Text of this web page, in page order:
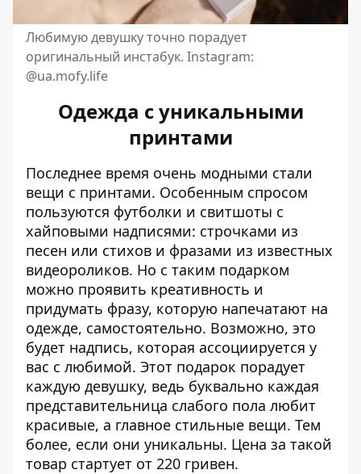
Любимую девушку точно порадует
оригинальный инстабук. Instagram:
@ua.mofy.life
Одежда с уникальными
принтами
Последнее время очень модными стали
вещи с принтами. Особенным спросом
пользуются футболки и свитшоты с
хайповыми надписями: строчками из
песен или стихов и фразами из известных
видеороликов. Но с таким подарком
можно проявить креативность и
придумать фразу, которую напечатают на
одежде, самостоятельно. Возможно, это
будет надпись, которая ассоциируется у
вас с любимой. Этот подарок порадует
каждую девушку, ведь буквально каждая
представительница слабого пола любит
красивые, а главное стильные вещи. Тем
более, если они уникальны. Цена за такой
товар стартует от 220 гривен.